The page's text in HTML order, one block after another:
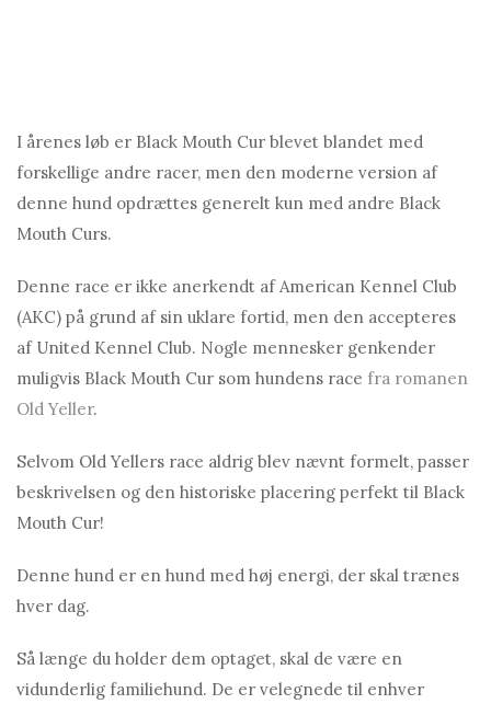
I årenes løb er Black Mouth Cur blevet blandet med
forskellige andre racer, men den moderne version af
denne hund opdrættes generelt kun med andre Black
Mouth Curs.
Denne race er ikke anerkendt af American Kennel Club
(AKC) på grund af sin uklare fortid, men den accepteres
af United Kennel Club. Nogle mennesker genkender
muligvis Black Mouth Cur som hundens race fra romanen
Old Yeller.
Selvom Old Yellers race aldrig blev nævnt formelt, passer
beskrivelsen og den historiske placering perfekt til Black
Mouth Cur!
Denne hund er en hund med høj energi, der skal trænes
hver dag.
Så længe du holder dem optaget, skal de være en
vidunderlig familiehund. De er velegnede til enhver